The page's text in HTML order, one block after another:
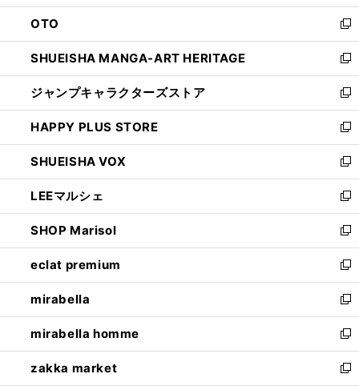
ウ
で
開
く
ン
ド
ウ
で
開
く
OTO
新
し
い
ウ
ィ
ン
ド
ウ
で
開
く
SHUEISHA MANGA-ART HERITAGE
新
し
い
ウ
ィ
ン
ド
ウ
で
開
く
ジャンプキャラクターズストア
新
し
い
ウ
ィ
ン
ド
ウ
で
開
く
HAPPY PLUS STORE
新
し
い
ウ
ィ
ン
ド
ウ
で
開
く
SHUEISHA VOX
新
し
い
ウ
ィ
ン
ド
ウ
で
開
く
LEEマルシェ
新
し
い
ウ
ィ
ン
ド
ウ
で
開
く
SHOP Marisol
新
し
い
ウ
ィ
ン
ド
ウ
で
eclat premium
新
し
い
ウ
ィ
ン
ド
mirabella
新
し
い
ウ
ィ
mirabella homme
新
し
い
zakka market
新